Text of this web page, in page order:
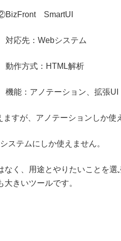
SmartUI
対応先：Webシステム
動作方式：HTML解析
機能：アノテーション、拡張UI
すが、アノテーションしか使
ステムにしか使えません。
く、用途とやりたいことを選
きいツールです。